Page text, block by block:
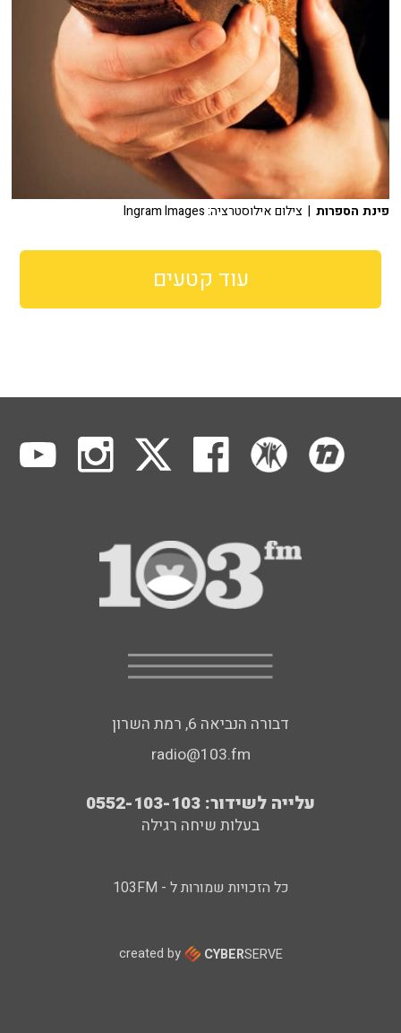
פינת הספרות | צילום אילוסטרציה: Ingram Images
עוד קטעים
דבורה הנביאה 6, רמת השרון
radio@103.fm
עלייה לשידור: 0552-103-103
בעלות שיחה רגילה
כל הזכויות שמורות ל - 103FM
created by CYBERSERVE